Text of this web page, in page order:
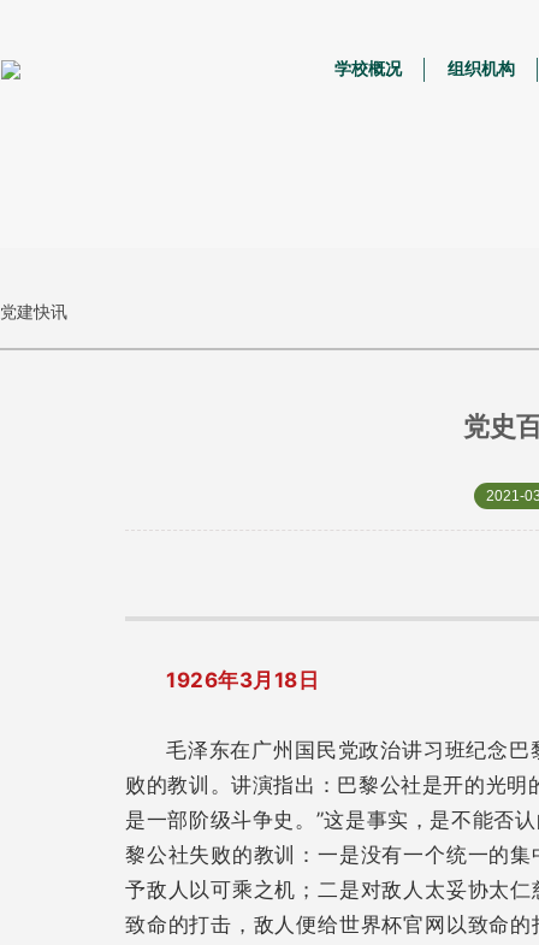
学校概况 组织机构
党建快讯
党史
2021-
1926年3月18日
毛泽东在广州国民党政治讲习班纪念
败的教训。讲演指出：巴黎公社是开的光
是一部阶级斗争史。”这是事实，是不能否
黎公社失败的教训：一是没有一个统一的
予敌人以可乘之机；二是对敌人太妥协太
致命的打击，敌人便给世界杯官网以致命